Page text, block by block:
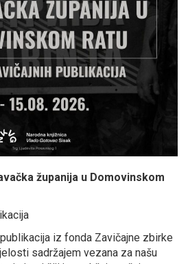
županija u Domovinskom
iz fonda Zavičajne zbirke
sadržajem vezana za našu